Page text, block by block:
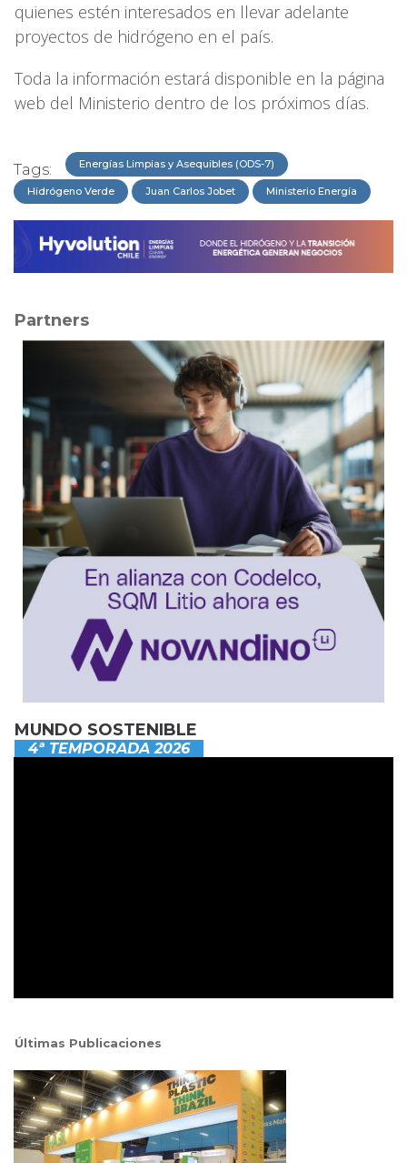
quienes estén interesados en llevar adelante
proyectos de hidrógeno en el país.
Toda la información estará disponible en la página
web del Ministerio dentro de los próximos días.
Tags: Energías Limpias y Asequibles (ODS-7)
Hidrógeno Verde Juan Carlos Jobet Ministerio Energía
Partners
MUNDO SOSTENIBLE
4ª TEMPORADA 2026
Últimas Publicaciones